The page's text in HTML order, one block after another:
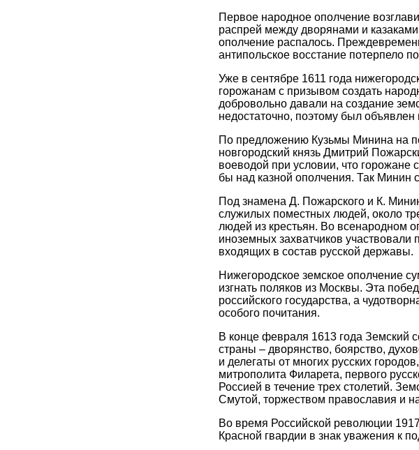
Первое народное ополчение
распрей между дворянами и
ополчение распалось.
антипольское восстание потерпело
Уже в сентябре 1611 года
горожанам с призывом создать
добровольно давали на создание
недостаточно, поэтому был объявлен
По предложению Кузьмы Минина на
новгородский князь Дмитрий
воеводой при условии, что
бы над казной ополчения. Так
Под знамена Д. Пожарского и К.
служилых поместных людей, около
людей из крестьян. Во всенародном
иноземных захватчиков участвовали
входящих в состав русской державы.
Нижегородское земское ополчение
изгнать поляков из Москвы. Эта
российского государства, а
особого почитания.
В конце февраля 1613 года Земский
страны – дворянство, боярство,
и делегаты от многих русских
митрополита Филарета, первого
Россией в течение трех столетий.
Смутой, торжеством православия и
Во время Российской революции
Красной гвардии в знак уважения к